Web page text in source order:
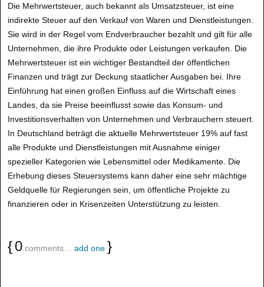
Die Mehrwertsteuer, auch bekannt als Umsatzsteuer, ist eine
indirekte Steuer auf den Verkauf von Waren und Dienstleistungen.
Sie wird in der Regel vom Endverbraucher bezahlt und gilt für alle
Unternehmen, die ihre Produkte oder Leistungen verkaufen. Die
Mehrwertsteuer ist ein wichtiger Bestandteil der öffentlichen
Finanzen und trägt zur Deckung staatlicher Ausgaben bei. Ihre
Einführung hat einen großen Einfluss auf die Wirtschaft eines
Landes, da sie Preise beeinflusst sowie das Konsum- und
Investitionsverhalten von Unternehmen und Verbrauchern steuert.
In Deutschland beträgt die aktuelle Mehrwertsteuer 19% auf fast
alle Produkte und Dienstleistungen mit Ausnahme einiger
spezieller Kategorien wie Lebensmittel oder Medikamente. Die
Erhebung dieses Steuersystems kann daher eine sehr mächtige
Geldquelle für Regierungen sein, um öffentliche Projekte zu
finanzieren oder in Krisenzeiten Unterstützung zu leisten.
{0 comments… add one }